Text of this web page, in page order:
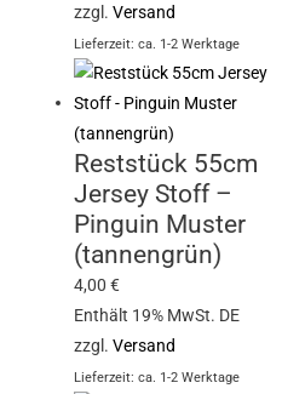
zzgl.Versand
Lieferzeit: ca. 1-2 Werktage
Reststück 55cm
Jersey Stoff –
Pinguin Muster
(tannengrün)
4,00€
Enthält 19% MwSt. DE
zzgl.Versand
Lieferzeit: ca. 1-2 Werktage